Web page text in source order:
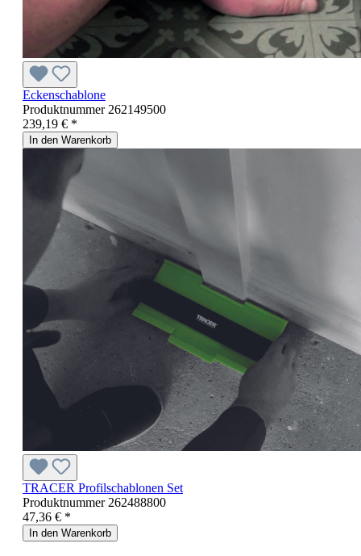
Eckenschablone
Produktnummer 262149500
239,19 € *
In den Warenkorb
TRACER Profilschablonen Set
Produktnummer 262488800
47,36 € *
In den Warenkorb